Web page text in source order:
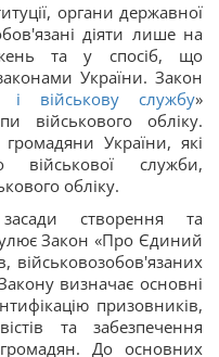
органи державної
діяти лише на
та у спосіб, що
України. Закон
і військову службу»
військового обліку.
України, які
служби,
обліку.
створення та
Закон «Про Єдиний
військовозобов'язаних
визначає основні
призовників,
та забезпечення
До основних